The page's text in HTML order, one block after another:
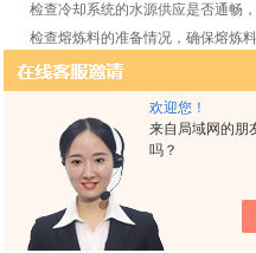
欢迎您！
来自局域网的朋
吗？
检查冷却系统的水源供应是否通畅，
检查熔炼料的准备情况，确保熔炼料
2、开机操作
按照设备说明书启动熔炼炉，确保设
启动真空系统，并设置所需的真空
打开冷却水系统，并调整水流量到合
检查温度控制仪表的功能是否正常，
3、装料操作
根据熔炼任务的要求，选择和清洗合